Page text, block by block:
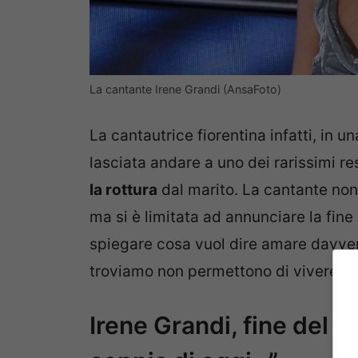
La cantante Irene Grandi (AnsaFoto)
La cantautrice fiorentina infatti, in
lasciata andare a uno dei rarissimi
la rottura dal marito. La cantante
ma si è limitata ad annunciare la
spiegare cosa vuol dire amare
troviamo non permettono di vivere
Irene Grandi, fine del